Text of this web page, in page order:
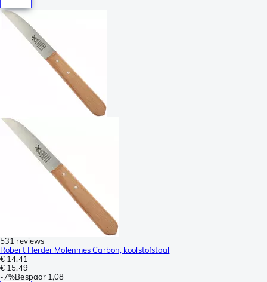
531 reviews
Robert Herder Molenmes Carbon, koolstofstaal
€ 14,41
€ 15,49
-7%Bespaar 1,08